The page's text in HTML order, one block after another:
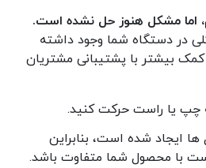
اما مشکل هنوز حل نشده است.
در دستگاه شما وجود داشته
کمک بیشتر با پشتیبانی مشتریان
چپ یا راست حرکت کنید.
ها ایجاد شده است، بنابراین
با محصول شما متفاوت باشد.